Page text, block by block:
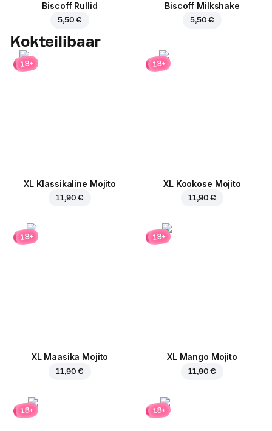
Biscoff Rullid
5,50 €
Biscoff Milkshake
5,50 €
Kokteilibaar
18+
XL Klassikaline Mojito
11,90 €
18+
XL Kookose Mojito
11,90 €
18+
XL Maasika Mojito
11,90 €
18+
XL Mango Mojito
11,90 €
18+ 18+